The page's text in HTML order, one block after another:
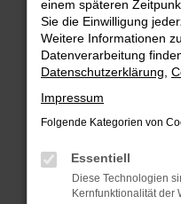
FEHLER:
Beim Laden ist ein
Hier sind ein paar
Überprüfe
Laden andere
einem späteren
Sie die Einwilligung
Weitere Informationen
Datenverarbeitung
Datenschutzerklärung
Impressum
Folgende Kategorien von
Essentiell
Diese Technologien
Kernfunktionalität der